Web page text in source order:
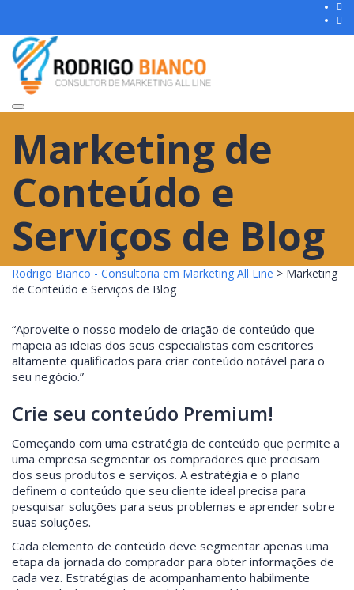
Toggle
Marketing de
Conteúdo e
Serviços de Blog
Rodrigo Bianco - Consultoria em Marketing All Line > Marketing
de Conteúdo e Serviços de Blog
“Aproveite o nosso modelo de criação de conteúdo que
mapeia as ideias dos seus especialistas com escritores
altamente qualificados para criar conteúdo notável para o
seu negócio.”
Crie seu conteúdo Premium!
Começando com uma estratégia de conteúdo que permite a
uma empresa segmentar os compradores que precisam
dos seus produtos e serviços. A estratégia e o plano
definem o conteúdo que seu cliente ideal precisa para
pesquisar soluções para seus problemas e aprender sobre
suas soluções.
Cada elemento de conteúdo deve segmentar apenas uma
etapa da jornada do comprador para obter informações de
cada vez. Estratégias de acompanhamento habilmente